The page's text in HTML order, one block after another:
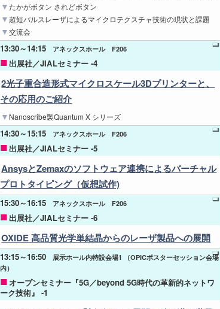
たかがボタン されどボタン
超短パルスレーザによるマイクロテクスチャ技術の現状と課題
交流会
13:30～14:15 アネックスホール F206
出展社／JIALセミナー -4
2光子重合造形式マイクロスケール3Dプリンターと、
その応用のご紹介
Nanoscribe製Quantum X シリーズ
14:30～15:15 アネックスホール F206
出展社／JIALセミナー -5
AnsysとZemaxのソフトウェア連携によるバーチャル
プロトタイピング（仮想試作)
15:30～16:15 アネックスホール F206
出展社／JIALセミナー -6
OXIDE 高品質光学単結晶からのレーザ製品への展開
13:15～16:50
展示ホール内特設会場1 （OPICポスターセッション会場
内）
オープンセミナー『5G／beyond 5G時代の革新的ネットワ
ーク技術』 -1